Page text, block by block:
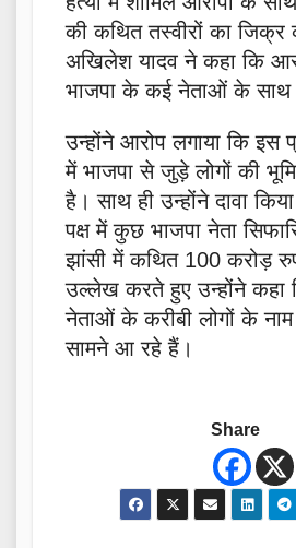
की कथित तस्वीरों का जिक्र
अखिलेश यादव ने कहा कि
भाजपा के कई नेताओं के साथ
उन्होंने आरोप लगाया कि इस
में भाजपा से जुड़े लोगों की
है। साथ ही उन्होंने दावा
पक्ष में कुछ भाजपा नेता
झांसी में कथित 100 करोड़
उल्लेख करते हुए उन्होंने कहा
नेताओं के करीबी लोगों के
सामने आ रहे हैं।
Share